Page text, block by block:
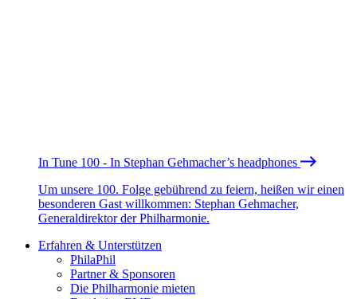
In Tune 100 - In Stephan Gehmacher’s headphones
Um unsere 100. Folge gebührend zu feiern, heißen wir einen
besonderen Gast willkommen: Stephan Gehmacher,
Generaldirektor der Philharmonie.
Erfahren & Unterstützen
PhilaPhil
Partner & Sponsoren
Die Philharmonie mieten